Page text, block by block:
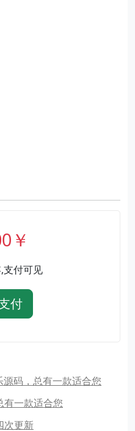
￥
支付可见
付
码，总有一款适合您
有一款适合您
次更新